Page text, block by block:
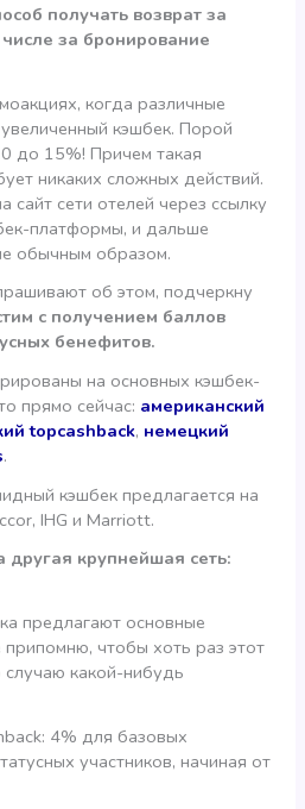
получать возврат за
за бронирование
когда различные
кэшбек. Порой
до 15%! Причем такая
никаких сложных действий.
сайт сети отелей через ссылку
платформы, и дальше
обычным образом.
об этом, подчеркну
с получением баллов
бенефитов.
на основных кэшбек-
прямо сейчас: американский
topcashback, немецкий
.
кэшбек предлагается на
IHG и Marriott.
крупнейшая сеть:
предлагают основные
чтобы хоть раз этот
какой-нибудь
4% для базовых
участников, начиная от